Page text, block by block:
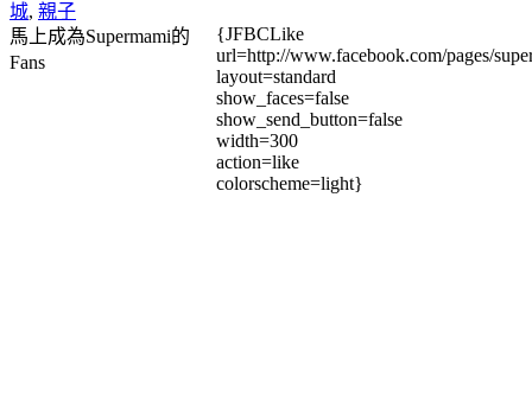
城, 親子
馬上成為Supermami的
Fans
{JFBCLike
url=http://www.facebook.com/pages/
layout=standard
show_faces=false
show_send_button=false
width=300
action=like
colorscheme=light}